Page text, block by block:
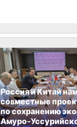
Россия и Китай
совместные
по сохранению